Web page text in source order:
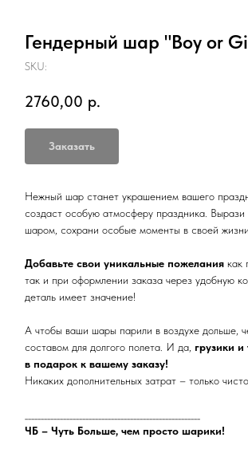
Гендерный шар "Boy or
SKU:
2760,00 р.
Заказать
Нежный шар станет украшением вашего
создаст особую атмосферу праздника.
шаром, сохрани особые моменты в своей
Добавьте свои уникальные пожелания как
так и при оформлении заказа через удобную
деталь имеет значение!
А чтобы ваши шары парили в воздухе дольше,
составом для долгого полета. И да, грузики
в подарок к вашему заказу!
Никаких дополнительных затрат – только
ЧБ – Чуть Больше, чем просто шарики!